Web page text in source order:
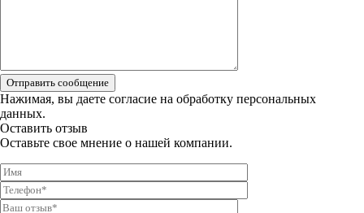
Отправить сообщение
Нажимая, вы даете согласие на обработку персональных
данных.
Оставить отзыв
Оставьте свое мнение о нашей компании.